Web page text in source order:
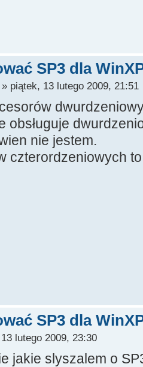
SP3 dla
» piątek, 13 lutego 2009, 21:51
obsługuje
nie jestem.
czterordzeniowych
SP3 dla
lutego 2009, 23:30
jakie slyszalem o